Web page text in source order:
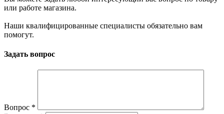
или работе магазина.
Наши квалифицированные специалисты обязательно вам
помогут.
Задать вопрос
Вопрос *